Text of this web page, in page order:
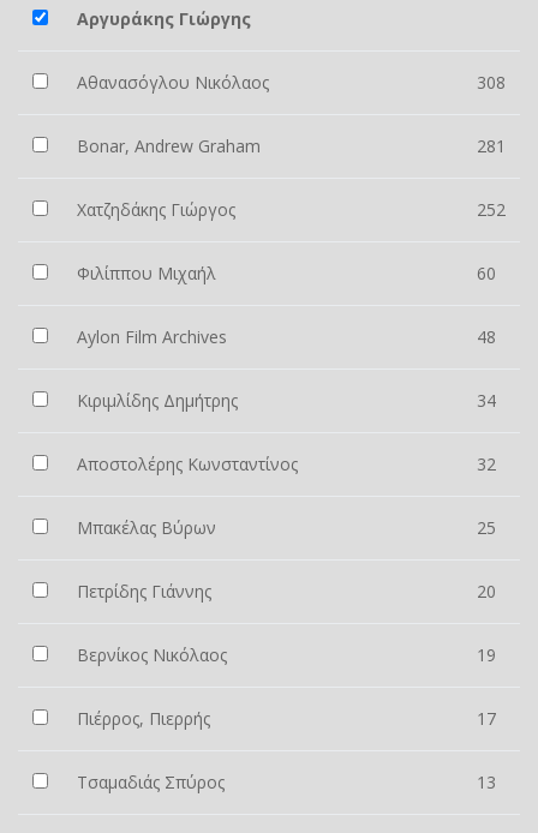
Αργυράκης Γιώργης
Αθανασόγλου Νικόλαος 308
Bonar, Andrew Graham 281
Χατζηδάκης Γιώργος 252
Φιλίππου Μιχαήλ 60
Aylon Film Archives 48
Κιριμλίδης Δημήτρης 34
Αποστολέρης Κωνσταντίνος 32
Μπακέλας Βύρων 25
Πετρίδης Γιάννης 20
Βερνίκος Νικόλαος 19
Πιέρρος, Πιερρής 17
Τσαμαδιάς Σπύρος 13